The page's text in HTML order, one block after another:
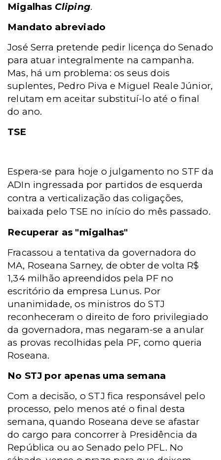
Migalhas Cliping.
Mandato abreviado
José Serra pretende pedir licença do Senado
para atuar integralmente na campanha.
Mas, há um problema: os seus dois
suplentes, Pedro Piva e Miguel Reale Júnior,
relutam em aceitar substituí-lo até o final
do ano.
TSE
Espera-se para hoje o julgamento no STF da
ADIn ingressada por partidos de esquerda
contra a verticalização das coligações,
baixada pelo TSE no início do mês passado.
Recuperar as "migalhas"
Fracassou a tentativa da governadora do
MA, Roseana Sarney, de obter de volta R$
1,34 milhão apreendidos pela PF no
escritório da empresa Lunus. Por
unanimidade, os ministros do STJ
reconheceram o direito de foro privilegiado
da governadora, mas negaram-se a anular
as provas recolhidas pela PF, como queria
Roseana.
No STJ por apenas uma semana
Com a decisão, o STJ fica responsável pelo
processo, pelo menos até o final desta
semana, quando Roseana deve se afastar
do cargo para concorrer à Presidência da
República ou ao Senado pelo PFL. No